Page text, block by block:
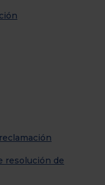
resolución de